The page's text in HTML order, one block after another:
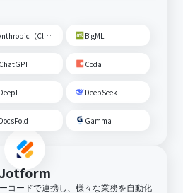
Anthropic（Claude） BigML
ChatGPT Coda
DeepL DeepSeek
DocsFold Gamma
コードで連携し、様々な業務を自動化